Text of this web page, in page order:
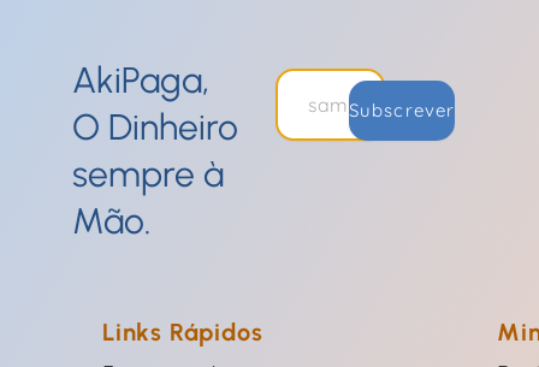
AkiPaga,
O Dinheiro
sempre à
Mão.
Subscrever
Links Rápidos